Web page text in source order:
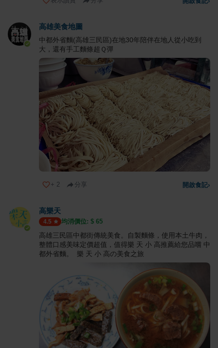
高雄美食地圖
中都外省麵(高雄三民區)在地30年陪伴在地人從小吃到
大，還有手工麵條超Ｑ彈
+ 2 分享 開啟食記›
高樂天
4.5 均消價位: $ 65
高雄三民區中都街傳統美食。自製麵條，使用本土牛肉，
整體口感美味定價超值，值得樂 天 小 高推薦給您品嚐 中
都外省麵。 樂 天 小 高の美食之旅